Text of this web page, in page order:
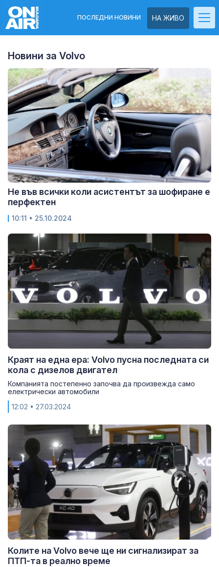
НА ЖИВО
ПОСЛЕДНИ НОВИНИ
Новини за Volvo
Не във всички коли асистентът за шофиране е
перфектен
10:11 • 25.10.2024
Краят на една ера: Volvo пусна последната си
кола с дизелов двигател
Компанията постепенно започва да произвежда само
електрически автомобили
12:02 • 27.03.2024
Колите на Volvo вече ще ни сигнализират за
ПТП-та в реално време